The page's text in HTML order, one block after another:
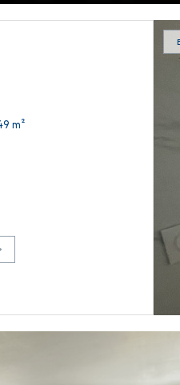
Studio 1 pièce(s) 14.49 m²